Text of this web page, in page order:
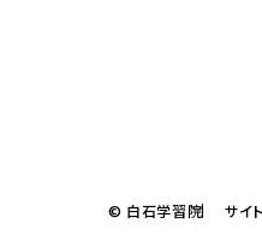
© 白石学習院 サイ